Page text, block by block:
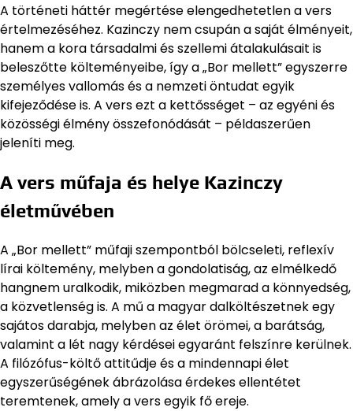
A történeti háttér megértése elengedhetetlen a vers
értelmezéséhez. Kazinczy nem csupán a saját élményeit,
hanem a kora társadalmi és szellemi átalakulásait is
beleszőtte költeményeibe, így a „Bor mellett” egyszerre
személyes vallomás és a nemzeti öntudat egyik
kifejeződése is. A vers ezt a kettősséget – az egyéni és
közösségi élmény összefonódását – példaszerűen
jeleníti meg.
A vers műfaja és helye Kazinczy
életművében
A „Bor mellett” műfaji szempontból bölcseleti, reflexív
lírai költemény, melyben a gondolatiság, az elmélkedő
hangnem uralkodik, miközben megmarad a könnyedség,
a közvetlenség is. A mű a magyar dalköltészetnek egy
sajátos darabja, melyben az élet örömei, a barátság,
valamint a lét nagy kérdései egyaránt felszínre kerülnek.
A filózófus-költő attitűdje és a mindennapi élet
egyszerűségének ábrázolása érdekes ellentétet
teremtenek, amely a vers egyik fő ereje.